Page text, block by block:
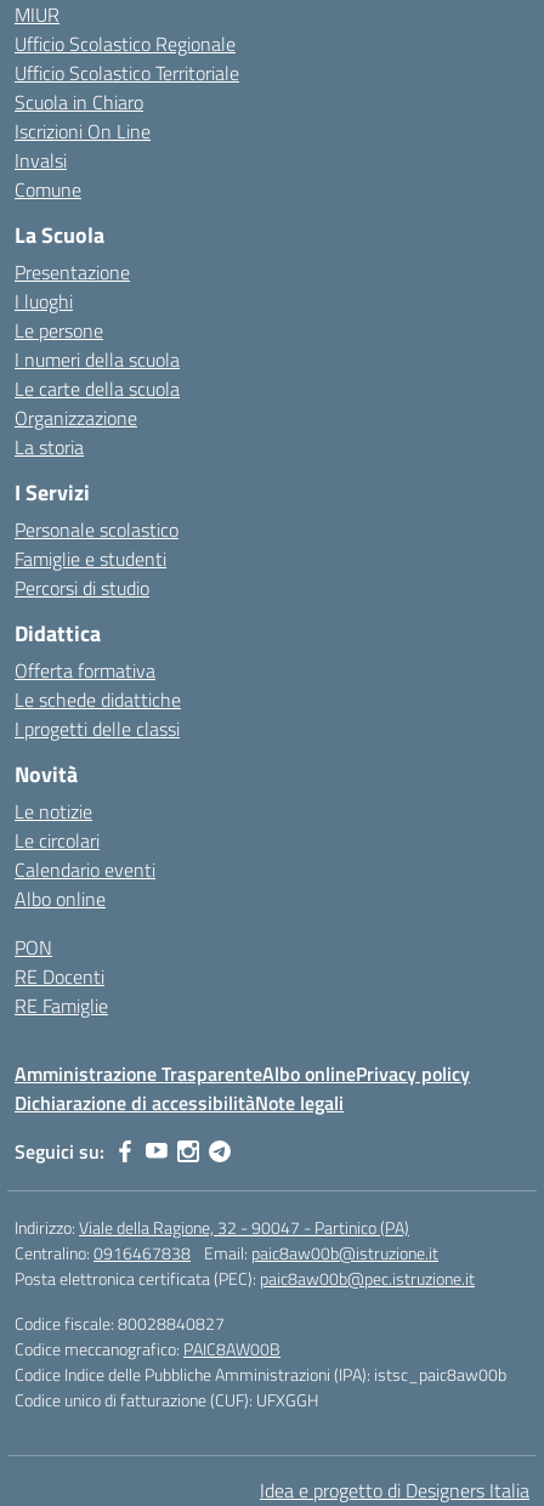
MIUR
Ufficio Scolastico Regionale
Ufficio Scolastico Territoriale
Scuola in Chiaro
Iscrizioni On Line
Invalsi
Comune
La Scuola
Presentazione
I luoghi
Le persone
I numeri della scuola
Le carte della scuola
Organizzazione
La storia
I Servizi
Personale scolastico
Famiglie e studenti
Percorsi di studio
Didattica
Offerta formativa
Le schede didattiche
I progetti delle classi
Novità
Le notizie
Le circolari
Calendario eventi
Albo online
PON
RE Docenti
RE Famiglie
Amministrazione TrasparenteAlbo onlinePrivacy policy
Dichiarazione di accessibilitàNote legali
Seguici su:
Indirizzo:Viale della Ragione, 32 - 90047 - Partinico (PA)
Centralino:0916467838 Email: paic8aw00b@istruzione.it
Posta elettronica certificata (PEC): paic8aw00b@pec.istruzione.it
Codice fiscale: 80028840827
Codice meccanografico: PAIC8AW00B
Codice Indice delle Pubbliche Amministrazioni (IPA): istsc_paic8aw00b
Codice unico di fatturazione (CUF): UFXGGH
Idea e progetto di Designers Italia